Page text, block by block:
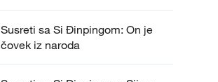
Susreti sa Si Đinpingom: On je
čovek iz naroda